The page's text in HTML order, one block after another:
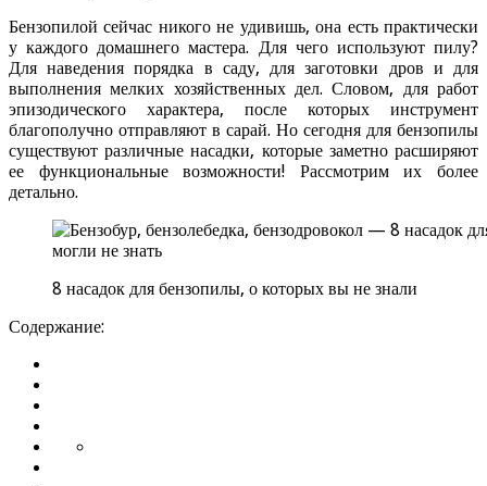
Бензопилой сейчас никого не удивишь, она есть практически
у каждого домашнего мастера. Для чего используют пилу?
Для наведения порядка в саду, для заготовки дров и для
выполнения мелких хозяйственных дел. Словом, для работ
эпизодического характера, после которых инструмент
благополучно отправляют в сарай. Но сегодня для бензопилы
существуют различные насадки, которые заметно расширяют
ее функциональные возможности! Рассмотрим их более
детально.
8 насадок для бензопилы, о которых вы не знали
Содержание: